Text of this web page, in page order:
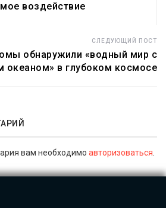
воздействие
СЛЕДУЮЩИЙ ПОСТ
обнаружили «водный мир с
океаном» в глубоком космосе
вам необходимо авторизоваться